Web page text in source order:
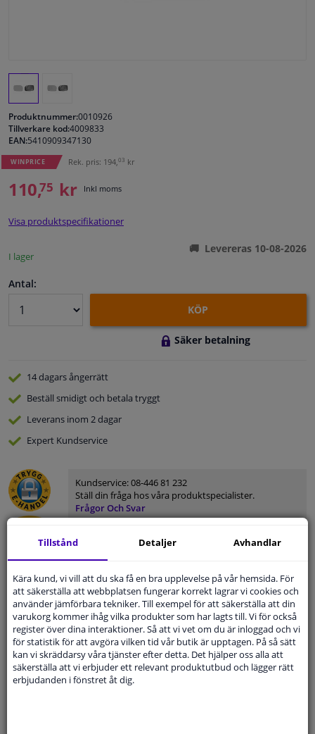
Bilvård & Tillbehör
Verkstad & Verktyg
Sensorer & Elsystem
Produktnummer:0010926
Tillverkare kod:4009833
EAN:5410909347130
WINPRICE Rek. pris: 194, 03 kr
110,75 kr Inkl moms
Visa produktspecifikationer
I lager
Levereras 10-08-2026
Antal:
KÖP
Säker betalning
14 dagarsångerrätt
Beställ smidigt och betala tryggt
Leverans inom 2 dagar
Expert Kundservice
Kundservice:08-446 81 232
Ställ din fråga hos våra produktspecialister.
Frågor Och Svar
Modellmatchande garanti, Hitta rätt bildelar.
Fyll i ditt registreringsnummerellerVälj din bil.
SÖK
Specifikationer
Tillstånd Detaljer Avhandlar
Kära kund, vi vill att du ska få en bra upplevelse på vår hemsida. För
att säkerställa att webbplatsen fungerar korrekt lagrar vi cookies och
använder jämförbara tekniker. Till exempel för att säkerställa att din
varukorg kommer ihåg vilka produkter som har lagts till. Vi för också
register över dina interaktioner. Så att vi vet om du är inloggad och vi
för statistik för att avgöra vilken tid vår butik är upptagen. På så sätt
kan vi skräddarsy våra tjänster efter detta. Det hjälper oss alla att
säkerställa att vi erbjuder ett relevant produktutbud och lägger rätt
erbjudanden i fönstret åt dig.